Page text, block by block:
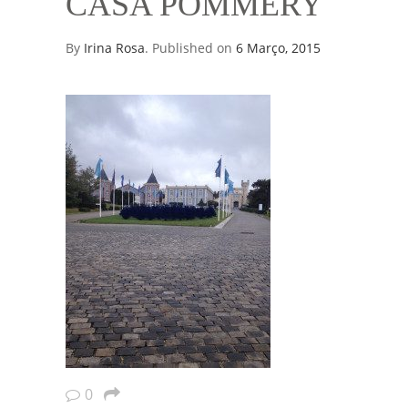
By Irina Rosa. Published on 6 Março, 2015
0